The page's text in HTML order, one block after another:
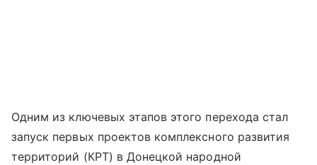
Одним из ключевых этапов этого перехода стал
запуск первых проектов комплексного развития
территорий (КРТ) в Донецкой народной